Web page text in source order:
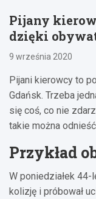
Pijany
dzięki
9 września 2020
Pijani kierowcy to
Gdańsk. Trzeba
się coś, co nie
takie można
Przykład
W poniedziałek
kolizję i próbował